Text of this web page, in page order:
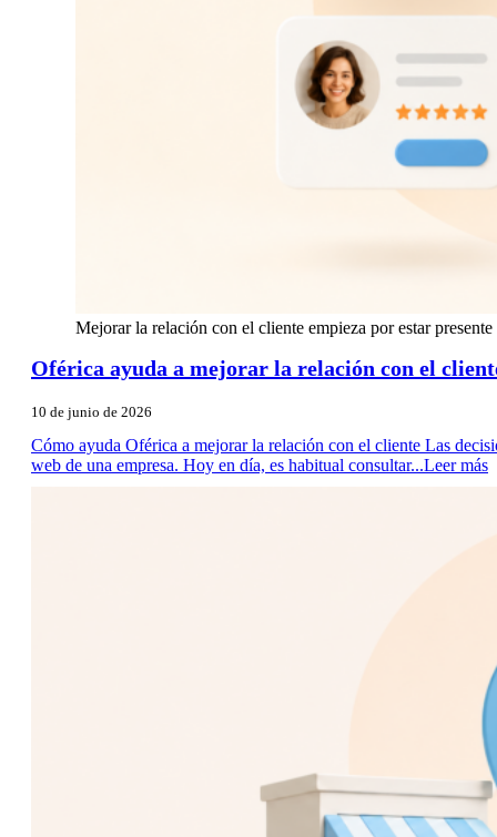
Mejorar la relación con el cliente empieza por estar
Oférica ayuda a mejorar la relación con el
10 de junio de 2026
Cómo ayuda Oférica a mejorar la relación con el cliente Las
web de una empresa. Hoy en día, es habitual consultar...Leer más